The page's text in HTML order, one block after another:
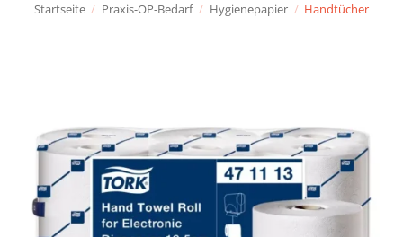
Startseite / Praxis-OP-Bedarf / Hygienepapier / Handtücher